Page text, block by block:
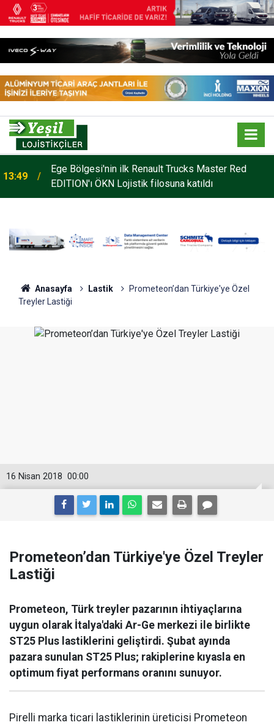
13:49
Ege Bölgesi'nin ilk Renault Trucks Master Red
EDITION'ı ÖKN Lojistik filosuna katıldı
Anasayfa Lastik
Prometeon’dan Türkiye'ye Özel
Treyler Lastiği
00:00
16 Nisan 2018
Prometeon’dan Türkiye'ye Özel Treyler
Lastiği
Prometeon, Türk treyler pazarının ihtiyaçlarına
uygun olarak İtalya'daki Ar-Ge merkezi ile birlikte
ST25 Plus lastiklerini geliştirdi. Şubat ayında
pazara sunulan ST25 Plus; rakiplerine kıyasla en
optimum fiyat performans oranını sunuyor.
Pirelli marka ticari lastiklerinin üreticisi Prometeon